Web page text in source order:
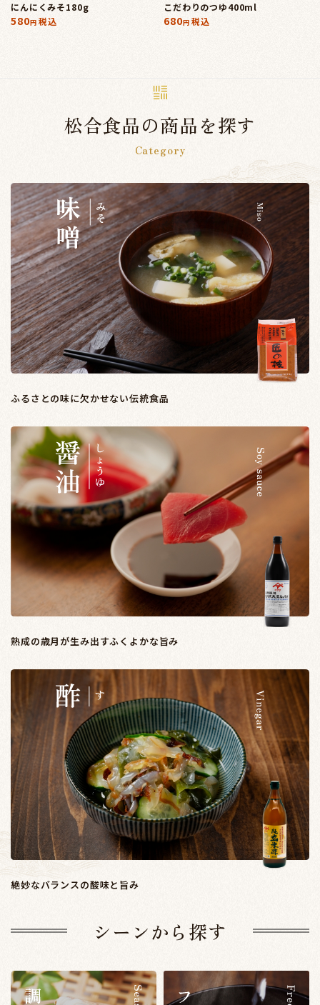
にんにくみそ180g
580 税込
こだわりのつゆ400ml
680 税込
松合食品の商品を探す
Category
ふるさとの味に欠かせない伝統食品
熟成の歳月が生み出すふくよかな旨み
絶妙なバランスの酸味と旨み
シーンから探す